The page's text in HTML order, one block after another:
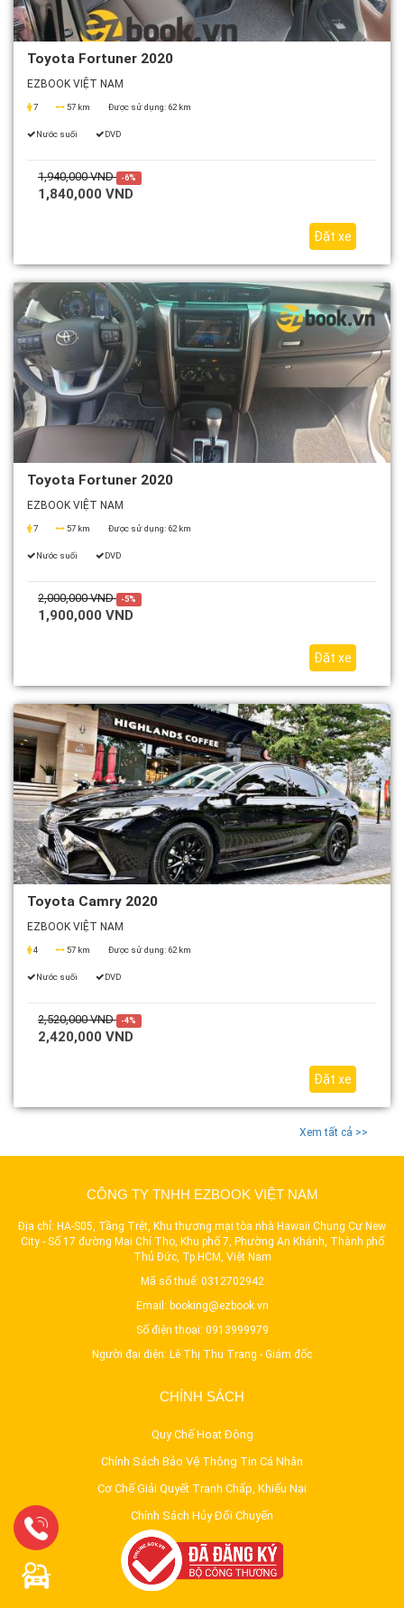
Toyota Fortuner 2020
EZBOOK VIỆT NAM
7 57 km Được sử dụng: 62 km
Nước suối DVD
1,940,000 VND -6%
1,840,000 VND
Đặt xe
Toyota Fortuner 2020
EZBOOK VIỆT NAM
7 57 km Được sử dụng: 62 km
Nước suối DVD
2,000,000 VND -5%
1,900,000 VND
Đặt xe
Toyota Camry 2020
EZBOOK VIỆT NAM
4 57 km Được sử dụng: 62 km
Nước suối DVD
2,520,000 VND -4%
2,420,000 VND
Đặt xe
Xem tất cả >>
CÔNG TY TNHH EZBOOK VIỆT NAM
Địa chỉ: HA-S05, Tầng Trệt, Khu thương mại tòa nhà Hawaii Chung Cư New
City - Số 17 đường Mai Chí Thọ, Khu phố 7, Phường An Khánh, Thành phố
Thủ Đức, Tp.HCM, Việt Nam
Mã số thuế: 0312702942
Email: booking@ezbook.vn
Số điện thoại: 0913999979
Người đại diện: Lê Thị Thu Trang - Giám đốc
CHÍNH SÁCH
Quy Chế Hoạt Động
Chính Sách Bảo Vệ Thông Tin Cá Nhân
Cơ Chế Giải Quyết Tranh Chấp, Khiếu Nại
Chính Sách Hủy Đổi Chuyến